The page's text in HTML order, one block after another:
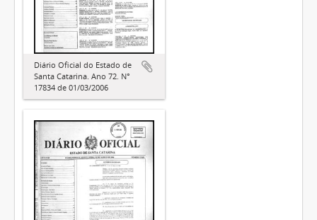
Diário Oficial do Estado de
Santa Catarina. Ano 72. N°
17834 de 01/03/2006